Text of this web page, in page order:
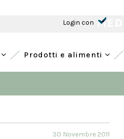
Login con
Prodotti e alimenti
30 Novembre 2011